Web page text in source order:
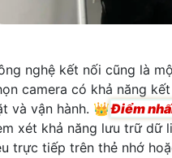
nghệ kết nối cũng là
camera có khả năng
và vận hành. 👑Điểm
xét khả năng lưu trữ dữ
trực tiếp trên thẻ nhớ